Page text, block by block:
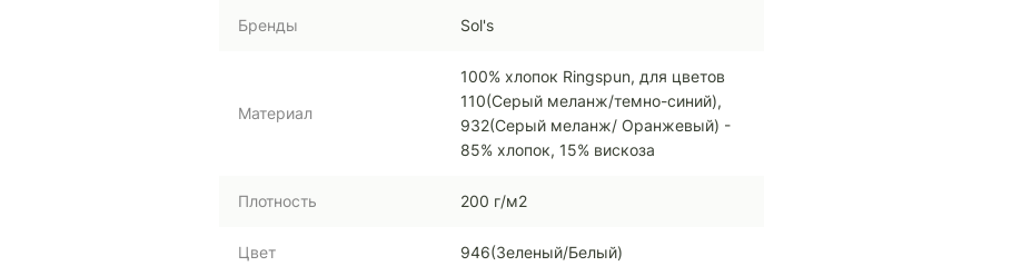
Бренды Sol's
Материал
100% хлопок Ringspun, для цветов
110(Серый меланж/темно-синий),
932(Серый меланж/ Оранжевый) -
85% хлопок, 15% вискоза
Плотность 200 г/м2
Цвет 946(Зеленый/Белый)